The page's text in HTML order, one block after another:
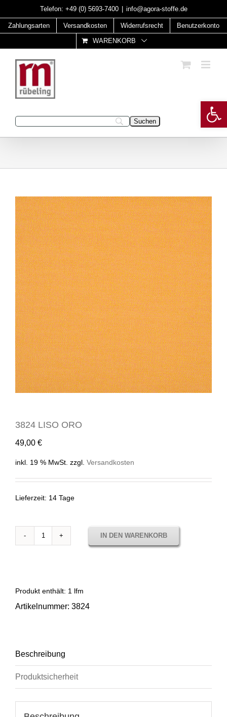
to
content
Telefon: +49 (0) 5693-7400 info@agora-stoffe.de
Zahlungsarten Versandkosten Widerrufsrecht
Benutzerkonto
WARENKORB
3824 LISO ORO
49,00 €
inkl. 19 % MwSt. zzgl. Versandkosten
Lieferzeit: 14 Tage
3824
IN DEN WARENKORB
Produkt enthält: 1 lfm
Artikelnummer: 3824
Beschreibung
Produktsicherheit